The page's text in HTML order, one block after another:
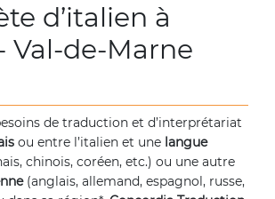
d’italien à
Val-de-Marne
de traduction et d’interprétariat
ou entre l’italien et une langue
chinois, coréen, etc.) ou une autre
(anglais, allemand, espagnol, russe,